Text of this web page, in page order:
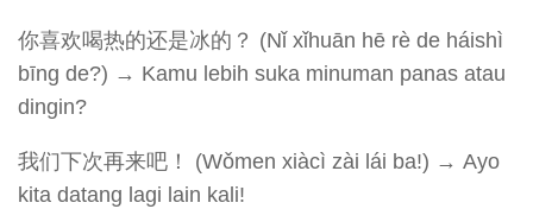
你喜欢喝热的还是冰的？ (Nǐ xǐhuān hē rè de háishì
bīng de?) → Kamu lebih suka minuman panas atau
dingin?
我们下次再来吧！ (Wǒmen xiàcì zài lái ba!) → Ayo
kita datang lagi lain kali!